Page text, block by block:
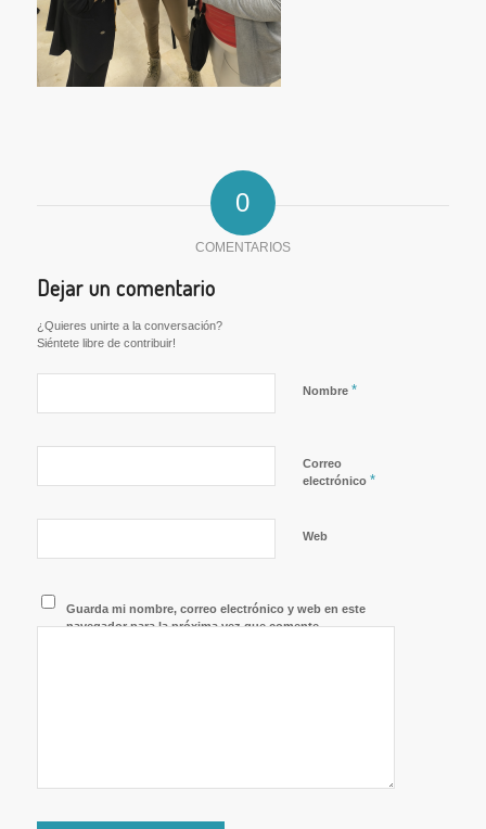
0
COMENTARIOS
Dejar un comentario
¿Quieres unirte a la conversación?
Siéntete libre de contribuir!
Nombre *
Correo
electrónico *
Web
Guarda mi nombre, correo electrónico y web en este
navegador para la próxima vez que comente.